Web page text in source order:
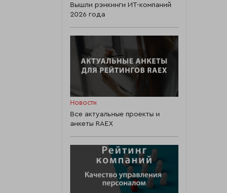
Вышли рэнкинги ИТ-компаний
2026 года
Новости
Все актуальные проекты и
анкеты RAEX